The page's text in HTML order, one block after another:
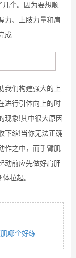
几个。因为要想顺
力、上肢力量和肩
成
们构建强大的上
进行引体向上的时
现象!其中很大原因
下缩!当你无法正确
作之中，而手臂肌
动前应先做好肩胛
拉起。
哪个好练